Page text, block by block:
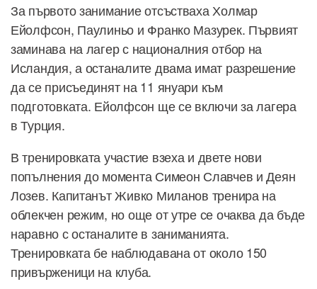
За първото занимание отсъстваха Холмар
Ейолфсон, Паулиньо и Франко Мазурек. Първият
заминава на лагер с националния отбор на
Исландия, а останалите двама имат разрешение
да се присъединят на 11 януари към
подготовката. Ейолфсон ще се включи за лагера
в Турция.
В тренировката участие взеха и двете нови
попълнения до момента Симеон Славчев и Деян
Лозев. Капитанът Живко Миланов тренира на
облекчен режим, но още от утре се очаква да бъде
наравно с останалите в заниманията.
Тренировката бе наблюдавана от около 150
привърженици на клуба.